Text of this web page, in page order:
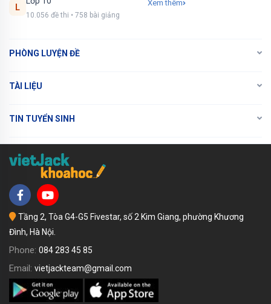
L
10.056 đề thi • 758 bài giảng
Xem thêm
PHÒNG LUYỆN ĐỀ
TÀI LIỆU
TIN TUYỂN SINH
Tầng 2, Tòa G4-G5 Fivestar, số 2 Kim Giang, phường Khương
Đình, Hà Nội.
Phone: 084 283 45 85
Email: vietjackteam@gmail.com